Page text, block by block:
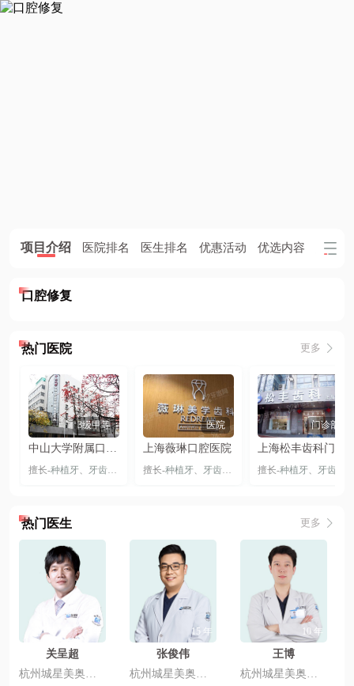
项目介绍 医院排名 医生排名 优惠活动 优选内容 患者
口腔修复
热门医院 更多
3级甲等
擅长-种植牙 牙齿矫正 隐形矫正、根管治疗、 嵌体修复、颏成形术
医院
上海薇琳口腔医院
擅长-种植牙 牙齿矫正 隐形矫正、牙齿贴片
门诊部
擅长-种植牙 牙齿矫正
热门医生 更多
13 年
关呈超
15 年
张俊伟
10 年
王博